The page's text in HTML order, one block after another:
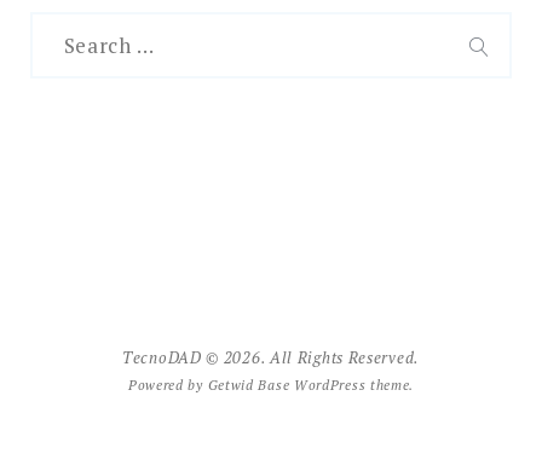
TecnoDAD © 2026. All Rights Reserved.
Powered by Getwid Base WordPress theme.